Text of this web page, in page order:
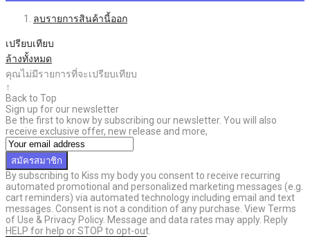
ลบรายการสินค้านี้ออก
เปรียบเทียบ
ล้างทั้งหมด
คุณไม่มีรายการที่จะเปรียบเทียบ
↑
Back to Top
Sign up for our newsletter
Be the first to know by subscribing our newsletter. You will also
receive exclusive offer, new release and more,
สมัครสมาชิก
By subscribing to Kiss my body you consent to receive recurring
automated promotional and personalized marketing messages (e.g.
cart reminders) via automated technology including email and text
messages. Consent is not a condition of any purchase. View Terms
of Use & Privacy Policy. Message and data rates may apply. Reply
HELP for help or STOP to opt-out.